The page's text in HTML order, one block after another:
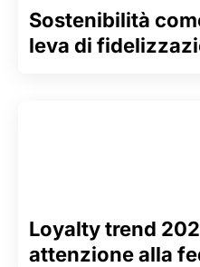
Sostenibilità
leva di
Loyalty trend
attenzione alla